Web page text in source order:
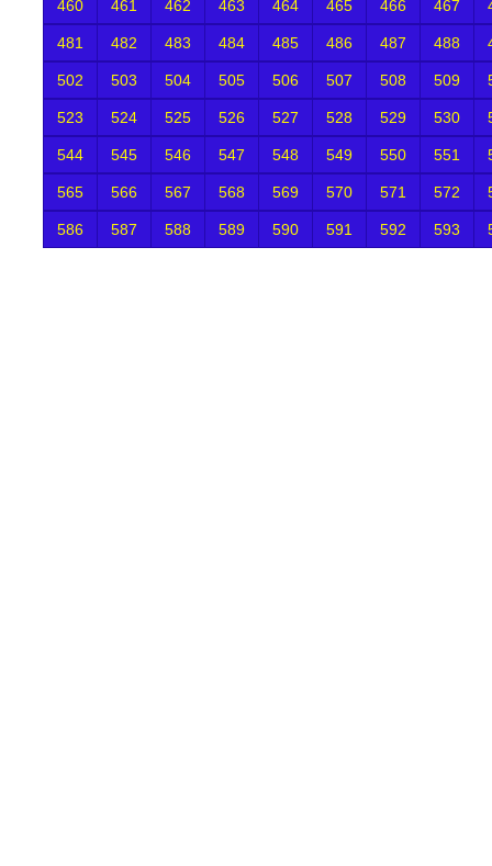
460 461 462 463 464 465 466 467
481 482 483 484 485 486 487 488
502 503 504 505 506 507 508 509
523 524 525 526 527 528 529 530
544 545 546 547 548 549 550 551
565 566 567 568 569 570 571 572
586 587 588 589 590 591 592 593